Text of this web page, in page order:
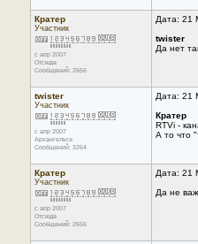
Кратер
Участник
с апр 2007
Отсюда
Сообщений: 2656
Дата: 21
twister
Да нет
twister
Участник
с апр 2007
Архангельск
Сообщений: 3264
Дата: 21
Кратер
RTVi -
А то что
Кратер
Участник
с апр 2007
Отсюда
Сообщений: 2656
Дата: 21
Да не